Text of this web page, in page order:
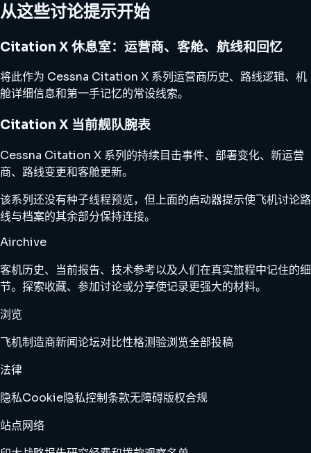
从这些讨论提示开始
Citation X 休息室：运营商、客舱、航线和回忆
将此作为 Cessna Citation X 系列运营商历史、路线逻辑、机
舱详细信息和第一手记忆的常设线索。
Citation X 当前舰队腕表
Cessna Citation X 系列的持续目击事件、部署变化、新运营
商、路线变更和客舱更新。
该系列还没有种子线程预览，但上面的启动器提示使飞机讨论路
线与档案的其余部分保持连接。
Airchive
客机历史、当前报告、技术参考以及人们在真实旅程中记住的细
节。探索收藏、参加讨论或分享使记录更强大的材料。
浏览
飞机制造商新闻论坛对比性格测验浏览全部投稿
法律
隐私Cookie隐私控制条款无障碍版权合规
站点网络